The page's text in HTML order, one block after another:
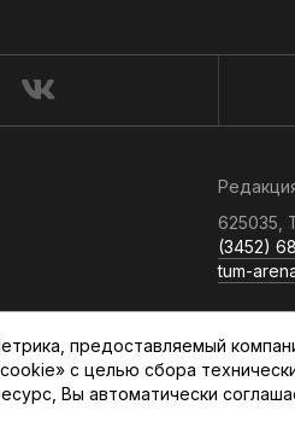
625035,
(3452)
tum-
Отдел
(3452)
предоставляемый
с целью сбора
Вы автоматически